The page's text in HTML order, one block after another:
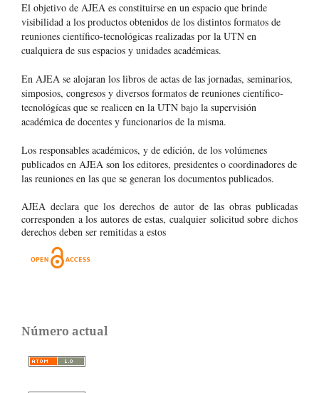
El objetivo de AJEA es constituirse en un espacio que brinde
visibilidad a los productos obtenidos de los distintos formatos de
reuniones científico-tecnológicas realizadas por la UTN en
cualquiera de sus espacios y unidades académicas.
En AJEA se alojaran los libros de actas de las jornadas, seminarios,
simposios, congresos y diversos formatos de reuniones científico-
tecnológícas que se realicen en la UTN bajo la supervisión
académica de docentes y funcionarios de la misma.
Los responsables académicos, y de edición, de los volúmenes
publicados en AJEA son los editores, presidentes o coordinadores de
las reuniones en las que se generan los documentos publicados.
AJEA declara que los derechos de autor de las obras publicadas
corresponden a los autores de estas, cualquier solicitud sobre dichos
derechos deben ser remitidas a estos
Número actual